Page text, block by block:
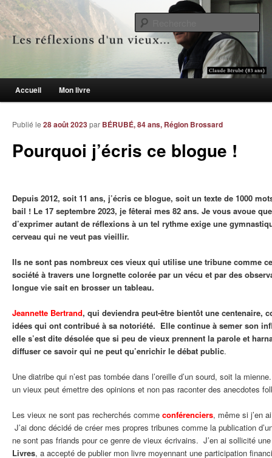
Les réflexions d'un vieux…
Le blogue des aînés de 65 ans et +
Menu principal
Aller au contenu principal
Aller au contenu secondaire
Accueil Mon livre
Pourquoi j’écris ce blogue !
Publié le 28 août 2023par BÉRUBÉ, 84 ans, Région Brossard
Depuis 2012, soit 11 ans, j’écris ce blogue, soit un texte de 1000
bail ! Le 17 septembre 2023, je fêterai mes 82 ans. Je vous avoue
d’exprimer autant de réflexions à un tel rythme exige une
cerveau qui ne veut pas vieillir.
Ils ne sont pas nombreux ces vieux qui utilise une tribune comme
société à travers une lorgnette colorée par un vécu et par des
longue vie sait en brosser un tableau.
Jeannette Bertrand, qui deviendra peut-être bientôt une centenaire,
idées qui ont contribué à sa notoriété. Elle continue à semer son
elle s’est dite désolée que si peu de vieux prennent la parole et
diffuser ce savoir qui ne peut qu’enrichir le débat public.
Une diatribe qui n’est pas tombée dans l’oreille d’un sourd, soit la
un vieux peut émettre des opinions et non pas raconter des anecdotes
Les vieux ne sont pas recherchés comme conférenciers, même si j’en
J’ai donc décidé de créer mes propres tribunes comme la publication
ne sont pas friands pour ce genre de vieux écrivains. J’en ai sollicité
Livres, a accepté de publier mon livre moyennant une participation